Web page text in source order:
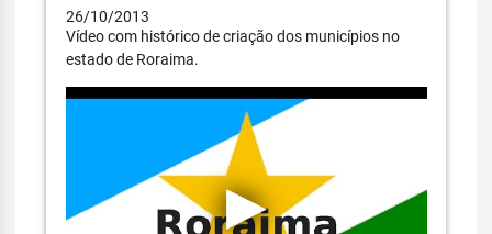
26/10/2013
Vídeo com histórico de criação dos municípios no
estado de Roraima.